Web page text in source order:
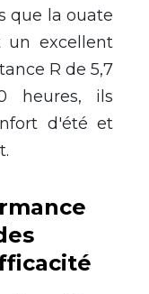
que la ouate
un excellent
R de 5,7
heures, ils
d'été et
é